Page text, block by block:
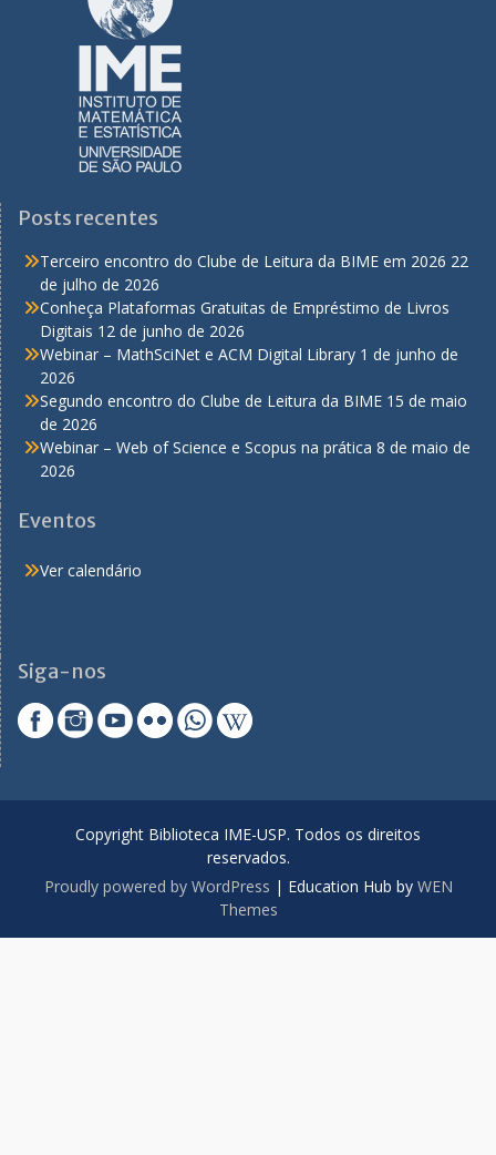
Posts recentes
Terceiro encontro do Clube de Leitura da BIME em 2026 22
de julho de 2026
Conheça Plataformas Gratuitas de Empréstimo de Livros
Digitais 12 de junho de 2026
Webinar – MathSciNet e ACM Digital Library 1 de junho de
2026
Segundo encontro do Clube de Leitura da BIME 15 de maio
de 2026
Webinar – Web of Science e Scopus na prática 8 de maio de
2026
Eventos
Ver calendário
Siga-nos
Copyright Biblioteca IME-USP. Todos os direitos
reservados.
Proudly powered by WordPress | Education Hub by WEN
Themes